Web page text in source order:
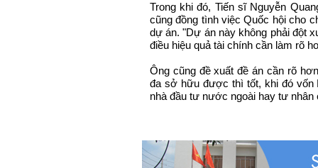
Trong khi đó, Tiến sĩ Nguyễn
cũng đồng tình việc Quốc hội cho
dự án. "Dự án này không phải đột
điều hiệu quả tài chính cần làm rõ
Ông cũng đề xuất đề án cần rõ
đa sở hữu được thì tốt, khi đó vốn
nhà đầu tư nước ngoài hay tư nhân